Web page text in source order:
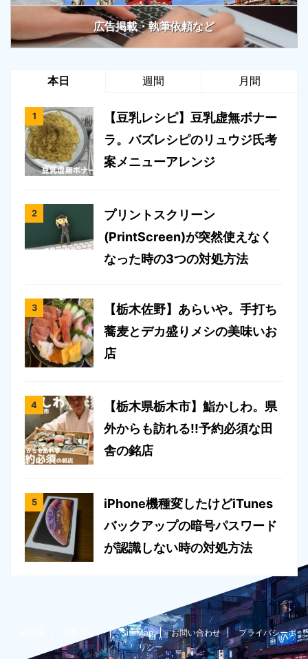
広告掲載・執筆依頼など
本日 週間 月間
【豆乳レシピ】豆乳虚無ボナー
ラ。バズレシピのリュウジ氏考
案メニューアレンジ
プリントスクリーン
(PrintScreen)が突然使えなく
なった時の3つの対処方法
【栃木佐野】あらいや。手打ち
蕎麦とデカ盛りメシの美味いお
店
【栃木県栃木市】鮨かしわ。県
外からも訪れる!!予約必須な田
舎の銘店
iPhone機種変したけどiTunes
バックアップの暗号パスワード
が認識しない時の対処方法
運営サイト SiteMap お問い合わせ
プライバシーポ
リシー